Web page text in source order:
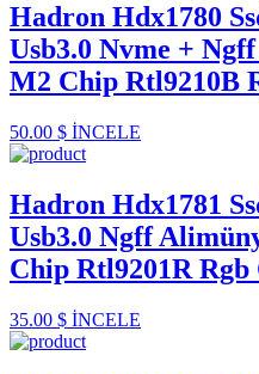
Hadron Hdx1780
Usb3.0 Nvme +
M2 Chip Rtl9210B
50.00 $ İNCELE
Hadron Hdx1781
Usb3.0 Ngff
Chip Rtl9201R
35.00 $ İNCELE